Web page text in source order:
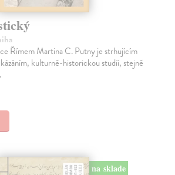
Římem Martina C. Putny je strhujícím
kulturně-historickou studií, stejně
na sklade